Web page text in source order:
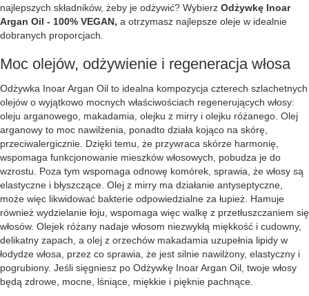
najlepszych składników, żeby je odżywić? Wybierz Odżywkę Inoar
Argan Oil - 100% VEGAN, a otrzymasz najlepsze oleje w idealnie
dobranych proporcjach.
Moc olejów, odżywienie i regeneracja włosa
Odżywka Inoar Argan Oil to idealna kompozycja czterech szlachetnych
olejów o wyjątkowo mocnych właściwościach regenerujących włosy:
oleju arganowego, makadamia, olejku z mirry i olejku różanego. Olej
arganowy to moc nawilżenia, ponadto działa kojąco na skórę,
przeciwalergicznie. Dzięki temu, że przywraca skórze harmonię,
wspomaga funkcjonowanie mieszków włosowych, pobudza je do
wzrostu. Poza tym wspomaga odnowę komórek, sprawia, że włosy są
elastyczne i błyszczące. Olej z mirry ma działanie antyseptyczne,
może więc likwidować bakterie odpowiedzialne za łupież. Hamuje
również wydzielanie łoju, wspomaga więc walkę z przetłuszczaniem się
włosów. Olejek różany nadaje włosom niezwykłą miękkość i cudowny,
delikatny zapach, a olej z orzechów makadamia uzupełnia lipidy w
łodydze włosa, przez co sprawia, że jest silnie nawilżony, elastyczny i
pogrubiony. Jeśli sięgniesz po Odżywkę Inoar Argan Oil, twoje włosy
będą zdrowe, mocne, lśniące, miękkie i pięknie pachnące.